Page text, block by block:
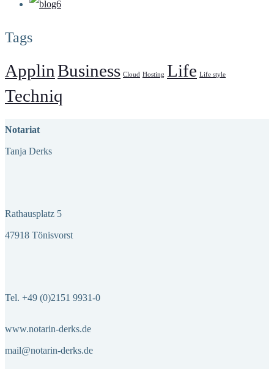
Tags
ApplinBusiness Cloud Hosting Life Life style
Techniq
Notariat
Tanja Derks
Rathausplatz 5
47918 Tönisvorst
Tel. +49 (0)2151 9931-0
www.notarin-derks.de
mail@notarin-derks.de